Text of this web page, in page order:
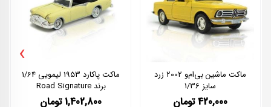
ماکت ماشین بی‌ام‌و 2002 زرد
سایز 1/36
420,000 تومان
ماکت پاکارد 1953 لیمویی 1/64
برند Road Signature
1,402,800 تومان
›